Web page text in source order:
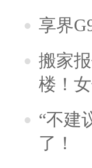
享界
搬家
楼！
“不建
了！